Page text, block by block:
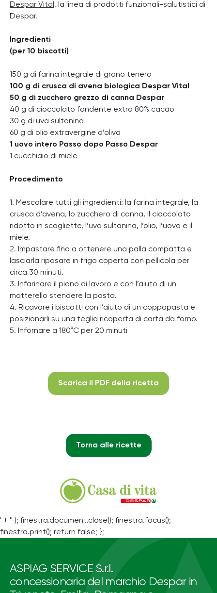
Despar Vital , la linea di prodotti funzionali-salutistici di
Despar.
Ingredienti
(per 10 biscotti)
150 g di farina integrale di grano tenero
100 g di crusca di avena biologica Despar Vital
50 g di zucchero grezzo di canna Despar
40 g di cioccolato fondente extra 80% cacao
30 g di uva sultanina
60 g di olio extravergine d’oliva
1 uovo intero Passo dopo Passo Despar
1 cucchiaio di miele
Procedimento
1. Mescolare tutti gli ingredienti: la farina integrale, la
crusca d’avena, lo zucchero di canna, il cioccolato
ridotto in scagliette, l’uva sultanina, l’olio, l’uovo e il
miele.
2. Impastare fino a ottenere una palla compatta e
lasciarla riposare in frigo coperta con pellicola per
circa 30 minuti.
3. Infarinare il piano di lavoro e con l’aiuto di un
matterello stendere la pasta.
4. Ricavare i biscotti con l’aiuto di un coppapasta e
posizionarli su una teglia ricoperta di carta da forno.
5. Infornare a 180°C per 20 minuti
Scarica il PDF della ricetta
Torna alle ricette
' + '' ); finestra.document.close(); finestra.focus();
finestra.print(); return false; };
ASPIAG SERVICE S.r.l.
concessionaria del marchio Despar in